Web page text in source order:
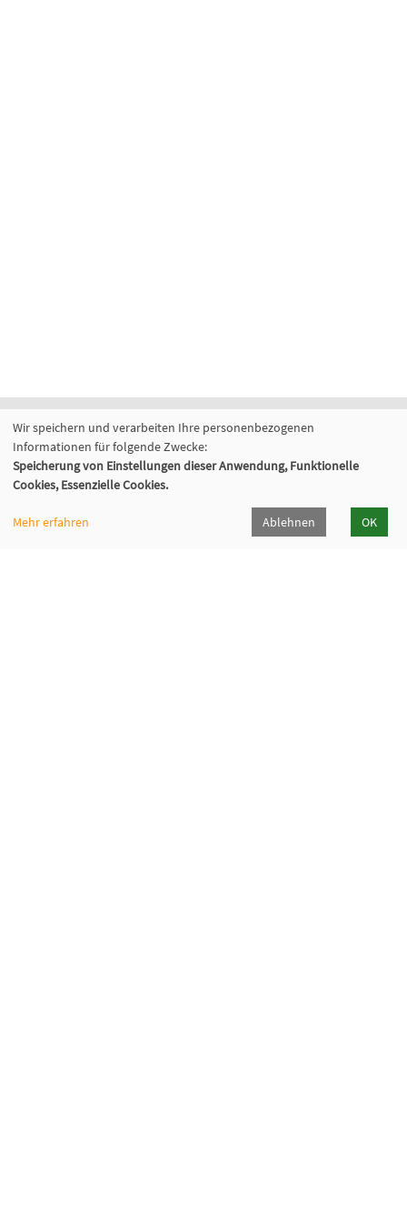
Fabi - Paritätische Familienbildungsstätte
München e.V.
Geschäftsstelle
Giesinger Bahnhofplatz 2, 81539 München
089 9984 8040
Wir speichern und verarbeiten Ihre personenbezogenen
Informationen für folgende Zwecke:
Speicherung von Einstellungen dieser Anwendung, Funktionelle
Cookies, Essenzielle Cookies.
Mehr erfahren Ablehnen OK